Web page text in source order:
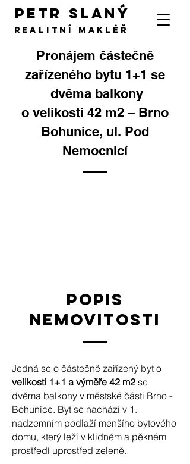
PETR SLANÝ
Realitní makléř
Pronájem částečně
zařízeného bytu 1+1 se
dvěma balkony
o velikosti 42 m2 – Brno
Bohunice, ul. Pod
Nemocnicí
popis
nemovitosti
Jedná se o částečně zařízený byt o
velikosti 1+1 a výměře 42 m2 se
dvěma balkony v městské části Brno -
Bohunice. Byt se nachází v 1.
nadzemním podlaží menšího bytového
domu, který leží v klidném a pěkném
prostředí uprostřed zeleně.